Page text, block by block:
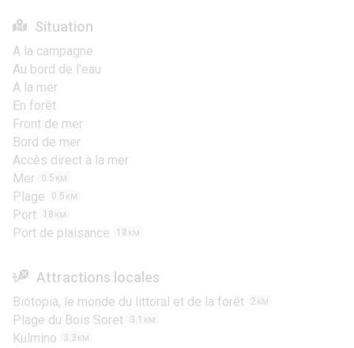
Situation
A la campagne
Au bord de l'eau
A la mer
En forêt
Front de mer
Bord de mer
Accès direct à la mer
Mer
0.5 KM
Plage 0.5 KM
Port 18 KM
Port de plaisance 18 KM
Attractions locales
Biotopia, le monde du littoral et de la forêt 2 KM
Plage du Bois Soret 3.1 KM
Kulmino 3.3 KM